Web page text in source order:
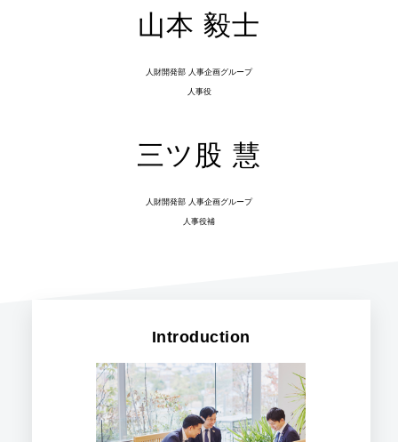
山本 毅士
人財開発部 人事企画グループ
人事役
三ツ股 慧
人財開発部 人事企画グループ
人事役補
Introduction